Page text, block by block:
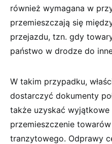
również wymagana w
przemieszczają się
przejazdu, tzn. gdy
państwo w drodze do
W takim przypadku,
dostarczyć dokumenty
także uzyskać wyjątkowe
przemieszczenie
tranzytowego. Odprawy